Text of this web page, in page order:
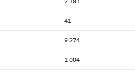
41
9 274
1 004